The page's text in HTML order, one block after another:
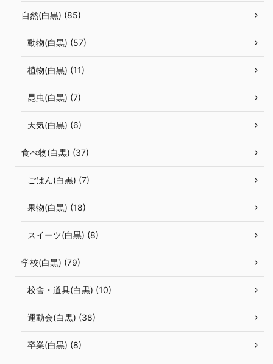
自然(白黒) (85)
動物(白黒) (57)
植物(白黒) (11)
昆虫(白黒) (7)
天気(白黒) (6)
食べ物(白黒) (37)
ごはん(白黒) (7)
果物(白黒) (18)
スイーツ(白黒) (8)
学校(白黒) (79)
校舎・道具(白黒) (10)
運動会(白黒) (38)
卒業(白黒) (8)